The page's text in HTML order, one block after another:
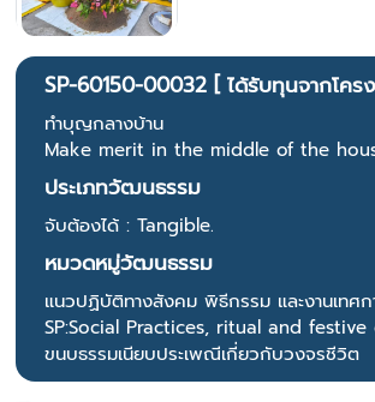
SP-60150-00032 [ ได้รับทุนจากโคร
ทำบุญกลางบ้าน
Make merit in the middle of the
ประเภทวัฒนธรรม
จับต้องได้ : Tangible.
หมวดหมู่วัฒนธรรม
แนวปฏิบัติทางสังคม พิธีกรรม และงานเทศก
SP:Social Practices, ritual and festive
ขนบธรรมเนียบประเพณีเกี่ยวกับวงจรชีวิต